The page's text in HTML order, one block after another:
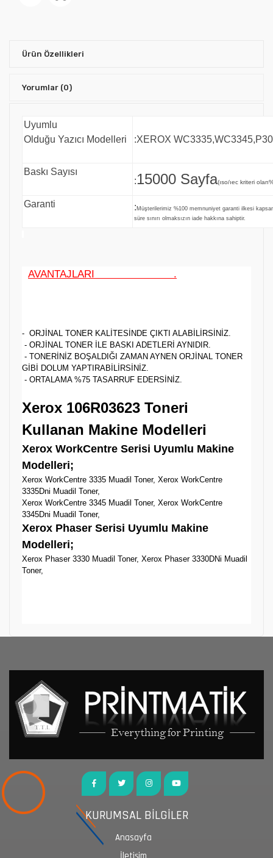
Ürün Özellikleri
Yorumlar (0)
Uyumlu
Olduğu Yazıcı Modelleri
:XEROX
Baskı Sayısı
:15000 Sayfa(ıso/ıec kriteri
Garanti : Müşterilerimiz %100 memnuniyet garanti ilkesi
süre sınırı olmaksızın iade hakkına sahiptir.
AVANTAJLARI .
- ORJİNAL TONER KALİTESİNDE ÇIKTI ALABİLİRSİNİZ.
- ORJİNAL TONER İLE BASKI ADETLERİ AYNIDIR.
- TONERİNİZ BOŞALDIĞI ZAMAN AYNEN ORJİNAL TONER
GİBİ DOLUM YAPTIRABİLİRSİNİZ.
- ORTALAMA %75 TASARRUF EDERSİNİZ.
Xerox 106R03623 Toneri
Kullanan Makine Modelleri
Xerox WorkCentre Serisi Uyumlu Makine
Modelleri;
Xerox WorkCentre 3335 Muadil Toner, Xerox WorkCentre
3335Dni Muadil Toner,
Xerox WorkCentre 3345 Muadil Toner, Xerox WorkCentre
3345Dni Muadil Toner,
Xerox Phaser Serisi Uyumlu Makine
Modelleri;
Xerox Phaser 3330 Muadil Toner, Xerox Phaser 3330DNi Muadil
Toner,
KURUMSAL BİLGİLER
Anasayfa